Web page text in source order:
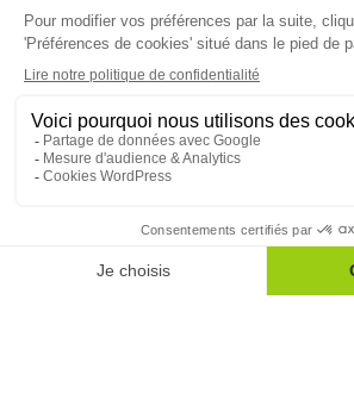
Nos magazines